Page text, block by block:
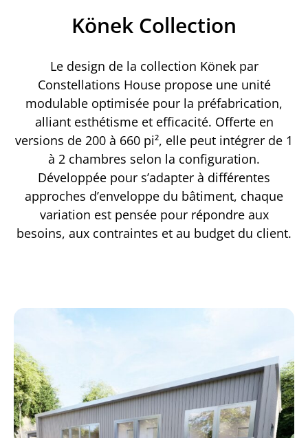
Könek Collection
Le design de la collection Könek par
Constellations House propose une unité
modulable optimisée pour la préfabrication,
alliant esthétisme et efficacité. Offerte en
versions de 200 à 660 pi², elle peut intégrer de 1
à 2 chambres selon la configuration.
Développée pour s’adapter à différentes
approches d’enveloppe du bâtiment, chaque
variation est pensée pour répondre aux
besoins, aux contraintes et au budget du client.